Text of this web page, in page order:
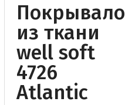
Покрывало
из ткани
well soft
4726
Atlantic